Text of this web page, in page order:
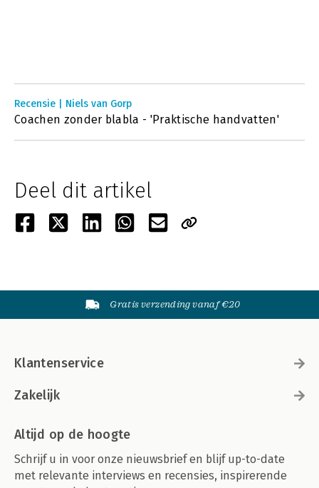
Recensie | Niels van Gorp
Coachen zonder blabla - 'Praktische handvatten'
Deel dit artikel
Gratis verzending vanaf €20
Klantenservice
Zakelijk
Altijd op de hoogte
Schrijf u in voor onze nieuwsbrief en blijf up-to-date
met relevante interviews en recensies, inspirerende